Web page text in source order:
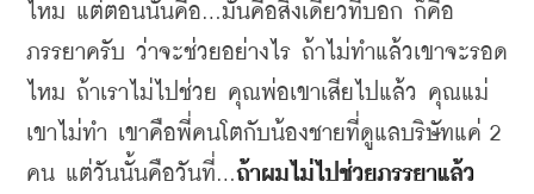
ไหม แต่ตอนนั้นคือ...มันคือสิ่งเดียวที่บอก ก็คือ
ภรรยาครับ ว่าจะช่วยอย่างไร ถ้าไม่ทำแล้วเขาจะรอด
ไหม ถ้าเราไม่ไปช่วย คุณพ่อเขาเสียไปแล้ว
คุณแม่
เขาไม่ทำ เขาคือพี่คนโตกับน้องชายที่ดูแลบริษัทแค่
คน แต่วันนั้นคือวันที่...ถ้าผมไม่ไปช่วยภรรยาแล้ว